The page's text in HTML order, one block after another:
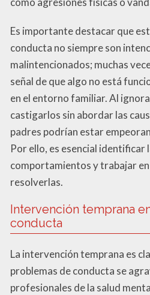
Es importante destacar que
conducta no siempre son
malintencionados; muchas
señal de que algo no está
en el entorno familiar. Al
castigarlos sin abordar las
padres podrían estar
Por ello, es esencial identificar
comportamientos y trabajar
resolverlas.
Intervención temprana
conducta
La intervención temprana es
problemas de conducta se
profesionales de la salud